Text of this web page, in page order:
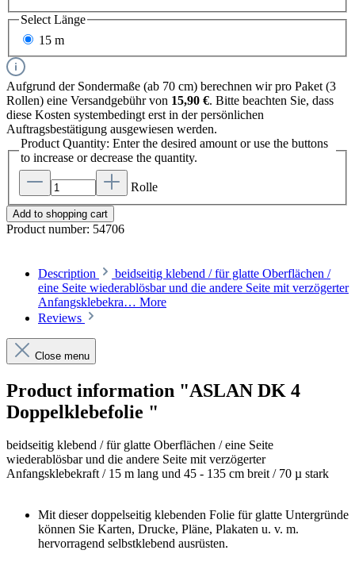
SelectLänge
15 m
Aufgrund der Sondermaße (ab 70 cm) berechnen wir pro Paket (3
Rollen) eine Versandgebühr von 15,90 €. Bitte beachten Sie, dass
diese Kosten systembedingt erst in der persönlichen
Auftragsbestätigung ausgewiesen werden.
Product Quantity: Enter the desired amount or use the buttons
to increase or decrease the quantity.
Rolle
Add to shopping cart
Product number: 54706
Description
beidseitig klebend / für glatte Oberflächen /
eine Seite wiederablösbar und die andere Seite mit verzögerter
Anfangsklebekra… More
Reviews
Close menu
Product information "ASLAN DK 4
Doppelklebefolie "
beidseitig klebend / für glatte Oberflächen / eine Seite
wiederablösbar und die andere Seite mit verzögerter
Anfangsklebekraft / 15 m lang und 45 - 135 cm breit / 70 µ stark
Mit dieser doppelseitig klebenden Folie für glatte Untergründe
können Sie Karten, Drucke, Pläne, Plakaten u. v. m.
hervorragend selbstklebend ausrüsten.